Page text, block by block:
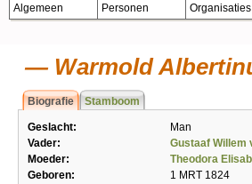
Algemeen Personen Organisaties
Warmold
Biografie Stamboom
Geslacht:
Man
Vader:
Gustaaf Willem
Moeder:
Theodora
Geboren:
1 MRT 1824